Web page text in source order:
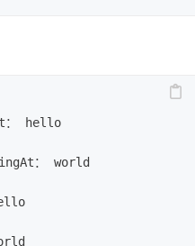
hello
： world